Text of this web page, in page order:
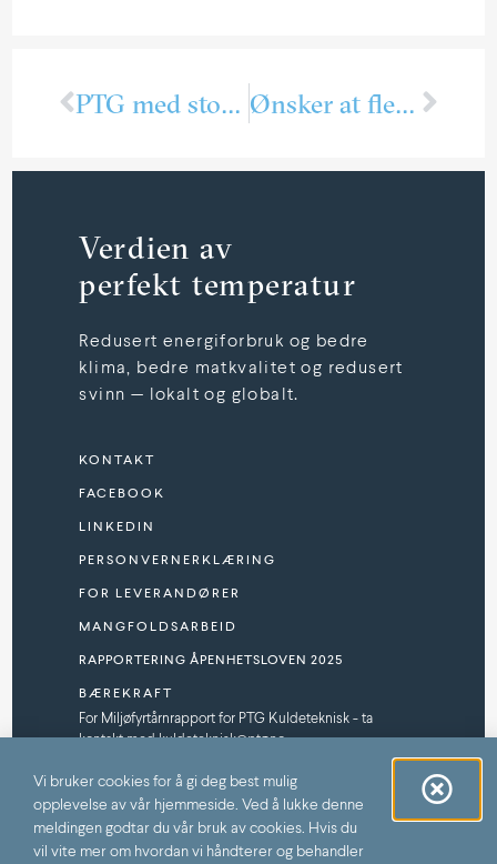
PTG med stor leveranse til nytt lagerhotell Ønsker at flere får øynene opp for kuldefaget
Verdien av
perfekt temperatur
Redusert energiforbruk og bedre
klima, bedre matkvalitet og redusert
svinn — lokalt og globalt.
KONTAKT
FACEBOOK
LINKEDIN
PERSONVERNERKLÆRING
FOR LEVERANDØRER
MANGFOLDSARBEID
RAPPORTERING ÅPENHETSLOVEN 2025
BÆREKRAFT
For Miljøfyrtårnrapport for PTG Kuldeteknisk - ta
kontakt med kuldeteknisk@ptg.no
SPONSORPROGRAM
PTG (C) 2026
Vi bruker cookies for å gi deg best mulig
opplevelse av vår hjemmeside. Ved å lukke denne
meldingen godtar du vår bruk av cookies. Hvis du
vil vite mer om hvordan vi håndterer og behandler